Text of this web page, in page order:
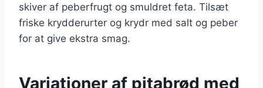
skiver af peberfrugt og smuldret feta. Tilsæt
friske krydderurter og krydr med salt og peber
for at give ekstra smag.
Variationer af pitabrød med